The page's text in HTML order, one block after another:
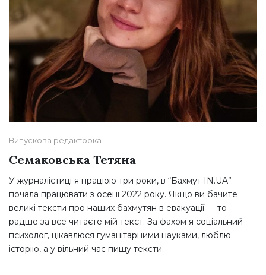
Випускова редакторка
Семаковська Тетяна
У журналістиці я працюю три роки, в “Бахмут IN.UA”
почала працювати з осені 2022 року. Якщо ви бачите
великі тексти про наших бахмутян в евакуації — то
радше за все читаєте мій текст. За фахом я соціальний
психолог, цікавлюся гуманітарними науками, люблю
історію, а у вільний час пишу тексти.